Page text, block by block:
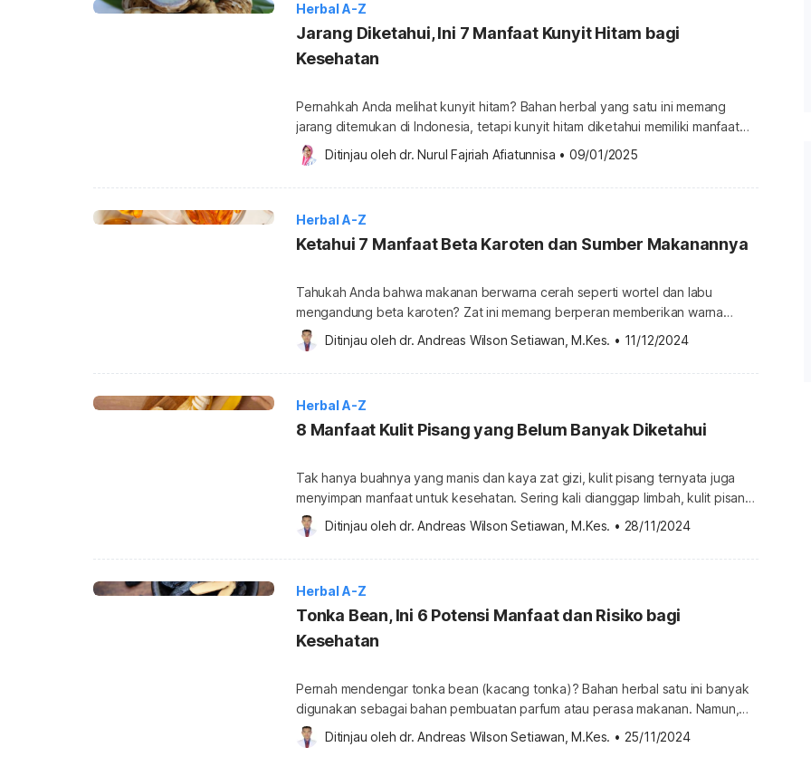
Herbal A-Z
Jarang Diketahui, Ini 7 Manfaat Kunyit Hitam bagi
Kesehatan
Pernahkah Anda melihat kunyit hitam? Bahan herbal yang satu ini memang
jarang ditemukan di Indonesia, tetapi kunyit hitam diketahui memiliki manfaat
kesehatan yang tidak kalah dengan kunyit biasa. Simak apa saja manfaat
kunyit hitam bagi kesehatan berikut ini. Kandungan kunyit hitam Kunyit hitam
atau dikenal dengan nama ilmiah Curcuma caesia adalah tanaman herbal yang
Ditinjau oleh dr. Nurul Fajriah Afiatunnisa • 09/01/2025
Herbal A-Z
Ketahui 7 Manfaat Beta Karoten dan Sumber Makanannya
Tahukah Anda bahwa makanan berwarna cerah seperti wortel dan labu
mengandung beta karoten? Zat ini memang berperan memberikan warna
merah pada buah dan sayuran-sayuran. Tak hanya itu, salah satu jenis
karotenoid ini juga memiliki banyak manfaat untuk kesehatan. Ketahui lebih
lanjut dalam pembahasan berikut. Apa itu beta karoten? Beta karoten adalah
Ditinjau oleh dr. Andreas Wilson Setiawan, M.Kes. • 11/12/2024
Herbal A-Z
8 Manfaat Kulit Pisang yang Belum Banyak Diketahui
Tak hanya buahnya yang manis dan kaya zat gizi, kulit pisang ternyata juga
menyimpan manfaat untuk kesehatan. Sering kali dianggap limbah, kulit pisang
sebenarnya bisa dimanfaatkan untuk pengobatan alami untuk masalah gigi,
mulut, dan kulit. Bagaimana cara memanfaatkannya? Simak penjelasan berikut.
Kandungan kulit pisang Manfaat buah pisang sudah dikenal karena kandungan
Ditinjau oleh dr. Andreas Wilson Setiawan, M.Kes. • 28/11/2024
Herbal A-Z
Tonka Bean, Ini 6 Potensi Manfaat dan Risiko bagi
Kesehatan
Pernah mendengar tonka bean (kacang tonka)? Bahan herbal satu ini banyak
digunakan sebagai bahan pembuatan parfum atau perasa makanan. Namun,
Anda perlu berhati-hati saat memanfaatkan tonka bean karena berbahaya bila
dikonsumsi. Di samping risikonya, kacang tonka mengandung kumarin yang
Ditinjau oleh dr. Andreas Wilson Setiawan, M.Kes. • 25/11/2024